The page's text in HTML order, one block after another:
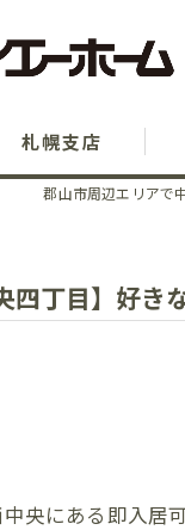
札幌支店
郡山市周辺エリアで
四丁目】好
央にある即⼊居